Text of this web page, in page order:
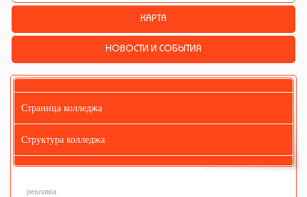
КАРТА
НОВОСТИ И СОБЫТИЯ
Страница колледжа
Структура колледжа
реклама